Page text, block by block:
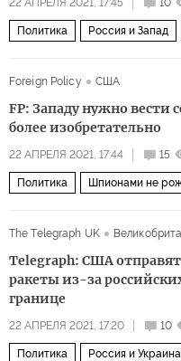
Политика Россия и Запад
Foreign Policy
США
FP: Западу нужно вести
более изобретательно
22 АПРЕЛЯ 2021, 17:44 15
Политика Шпионами не
The Telegraph UK
Telegraph: США
ракеты из-за
границе
22 АПРЕЛЯ 2021, 17:20 10
Политика Россия и